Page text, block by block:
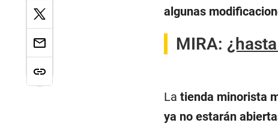
algunas
MIRA:
Latienda minorista
ya no estarán